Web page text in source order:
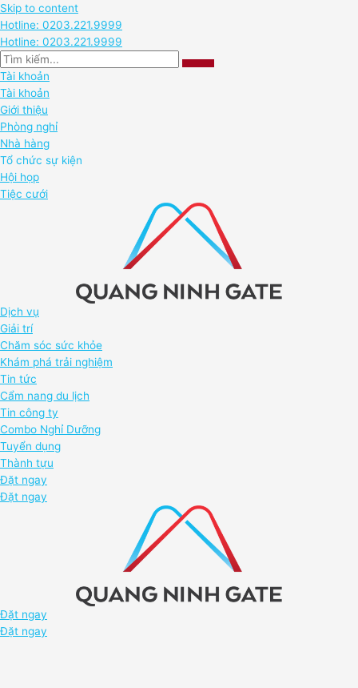
Skip to content
Hotline: 0203.221.9999
Hotline: 0203.221.9999
Tài khoản
Tài khoản
Giới thiệu
Phòng nghỉ
Nhà hàng
Tổ chức sự kiện
Hội họp
Tiệc cưới
Dịch vụ
Giải trí
Chăm sóc sức khỏe
Khám phá trải nghiệm
Tin tức
Cẩm nang du lịch
Tin công ty
Combo Nghỉ Dưỡng
Tuyển dụng
Thành tựu
Đặt ngay
Đặt ngay
Đặt ngay
Đặt ngay